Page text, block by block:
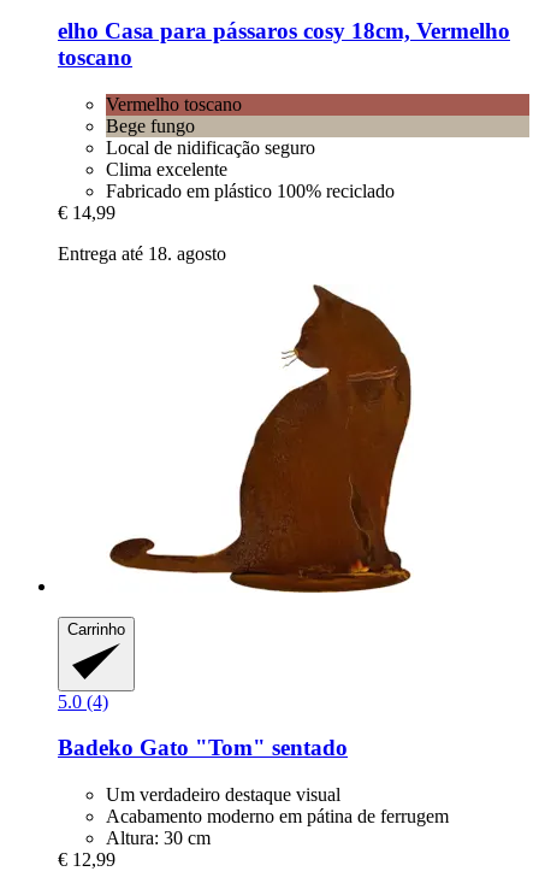
elho Casa para pássaros cosy 18cm, Vermelho
toscano
Vermelho toscano
Bege fungo
Local de nidificação seguro
Clima excelente
Fabricado em plástico 100% reciclado
€ 14,99
Entrega até 18. agosto
Carrinho
5.0 (4)
Badeko Gato "Tom" sentado
Um verdadeiro destaque visual
Acabamento moderno em pátina de ferrugem
Altura: 30 cm
€ 12,99